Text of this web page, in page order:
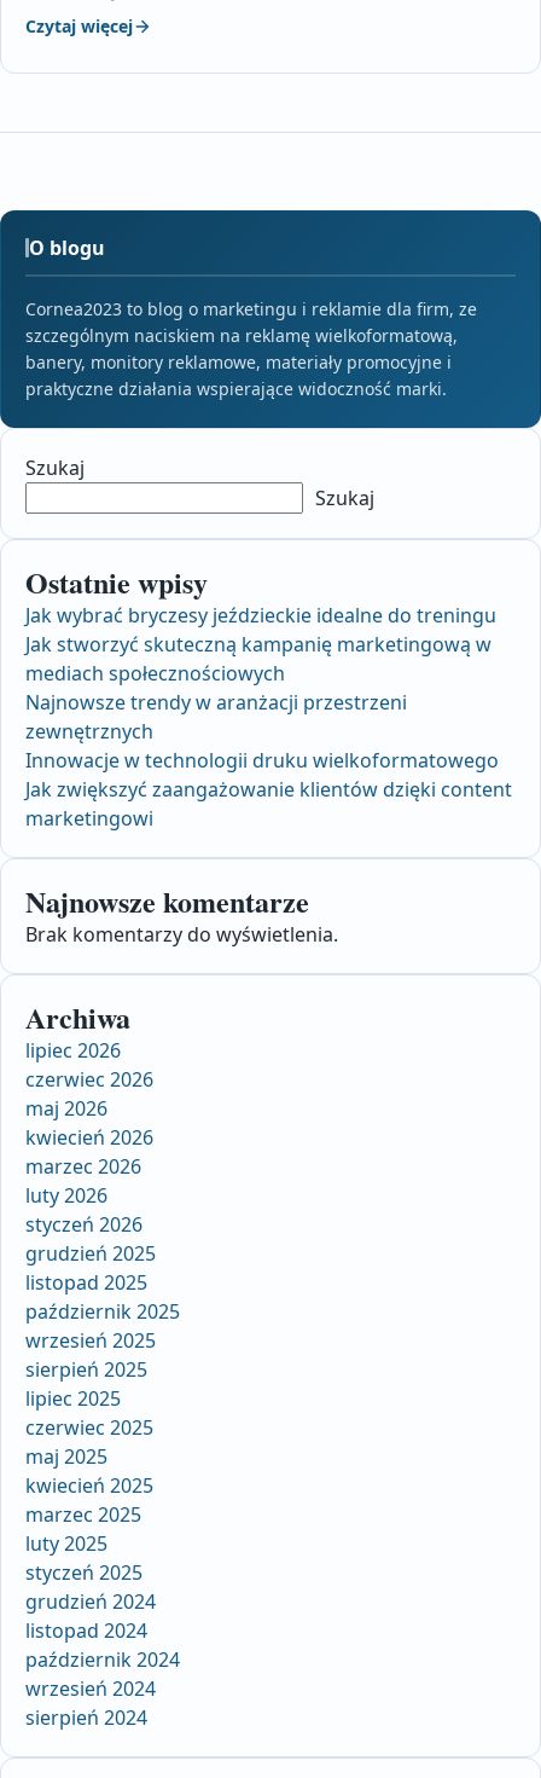
Czytaj więcej
O blogu
Cornea2023 to blog o marketingu i reklamie dla firm, ze
szczególnym naciskiem na reklamę wielkoformatową,
banery, monitory reklamowe, materiały promocyjne i
praktyczne działania wspierające widoczność marki.
Szukaj
Szukaj
Ostatnie wpisy
Jak wybrać bryczesy jeździeckie idealne do treningu
Jak stworzyć skuteczną kampanię marketingową w
mediach społecznościowych
Najnowsze trendy w aranżacji przestrzeni
zewnętrznych
Innowacje w technologii druku wielkoformatowego
Jak zwiększyć zaangażowanie klientów dzięki content
marketingowi
Najnowsze komentarze
Brak komentarzy do wyświetlenia.
Archiwa
lipiec 2026
czerwiec 2026
maj 2026
kwiecień 2026
marzec 2026
luty 2026
styczeń 2026
grudzień 2025
listopad 2025
październik 2025
wrzesień 2025
sierpień 2025
lipiec 2025
czerwiec 2025
maj 2025
kwiecień 2025
marzec 2025
luty 2025
styczeń 2025
grudzień 2024
listopad 2024
październik 2024
wrzesień 2024
sierpień 2024